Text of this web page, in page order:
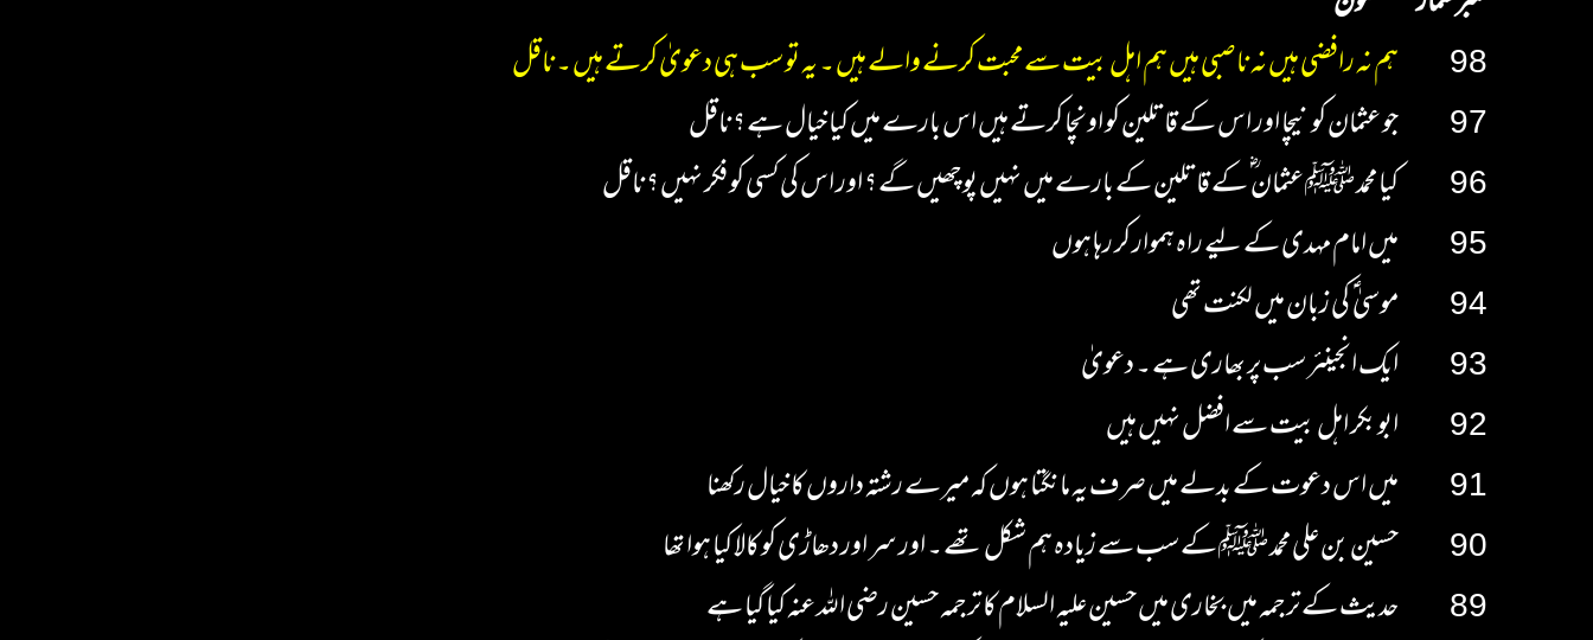
98
ہم نہ رافضی ہیں نہ ناصبی ہیں ہم اہل بیت سے محبت کرنے والے ہیں ۔ یہ تو سب ہی دعویٰ کرتے ہیں ۔ ناقل
97
جو عثمان کو نیچا اور اس کے قاتلین کو اونچا کرتے ہیں اس بارے میں کیا خیال ہے ؟ ناقل
96
کیا محمد ﷺ عثمان ؓ کے قاتلین کے بارے میں نہیں پوچھیں گے ؟ اور اس کی کسی کو فکر نہیں ؟ ناقل
95
میں امام مہدی کے لیے راہ ہموار کر رہا ہوں
94
موسیٰ ؑ کی زبان میں لکنت تھی
93
ایک انجینئر سب پر بھاری ہے ۔ دعویٰ
92
ابو بکر اہل بیت سے افضل نہیں ہیں
91
میں اس دعوت کے بدلے میں صرف یہ مانگتا ہوں کہ میرے رشتہ داروں کا خیال رکھنا
90
حسین بن علی محمد ﷺ کے سب سے زیادہ ہم شکل تھے ۔ اور سر اور دھاڑی کو کالا کیا ہوا تھا
89
حدیث کے ترجمہ میں بخاری میں حسین علیہ السلام کا ترجمہ حسین رضی اللہ عنہ کیا گیا ہے